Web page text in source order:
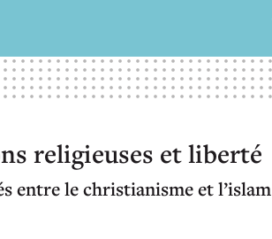
religieuses et liberté
entre le christianisme et l’islam